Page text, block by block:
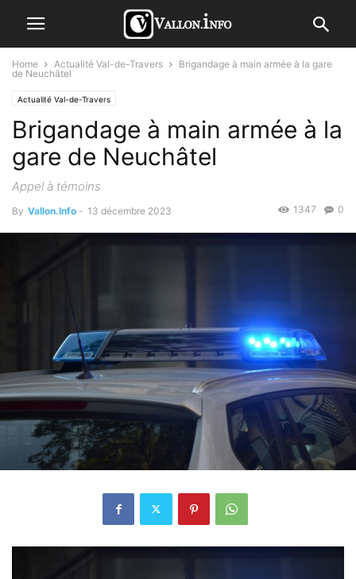
Home Actualité Val-de-Travers
Brigandage à main armée à la gare
de Neuchâtel
Actualité Val-de-Travers
Brigandage à main armée à la
gare de Neuchâtel
Appel à témoins
By Vallon.Info - 13 décembre 2023 0
1347